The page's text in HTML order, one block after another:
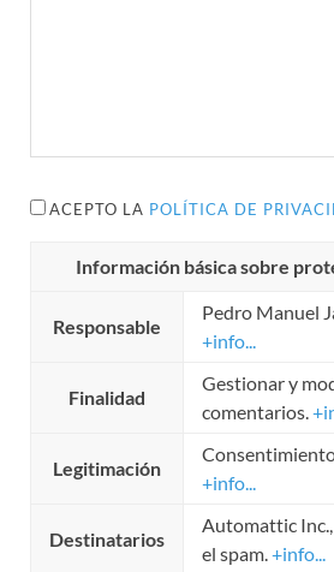
ACEPTO LA POLÍTICA DE
Información básica sobre
Responsable
Pedro Manuel
+info...
Finalidad
Gestionar y
comentarios.
Legitimación
+info...
Destinatarios
Automattic
el spam.+info...